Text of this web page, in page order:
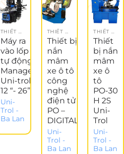
THIẾT BỊ NÂNG ĐỠ
Máy ra
vào lốp
tự động
Manager
Uni-trol
12 “- 26”
Uni-
Trol -
Ba Lan
THIẾT BỊ ĐĂNG KIỂM
Thiết bị
nắn
mâm
xe ô tô
công
nghệ
điện tử
PO –
DIGITAL
Uni-
Trol -
Ba Lan
THIẾT BỊ ĐĂNG KIỂM
Thiết
bị nắn
mâm
xe ô
tô
PO-30
H 2S
Uni-
Trol
Uni-
Trol -
Ba Lan